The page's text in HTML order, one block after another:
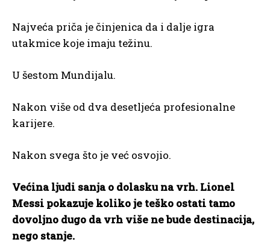
Najveća priča je činjenica da i dalje igra
utakmice koje imaju težinu.
U šestom Mundijalu.
Nakon više od dva desetljeća profesionalne
karijere.
Nakon svega što je već osvojio.
Većina ljudi sanja o dolasku na vrh. Lionel
Messi pokazuje koliko je teško ostati tamo
dovoljno dugo da vrh više ne bude destinacija,
nego stanje.